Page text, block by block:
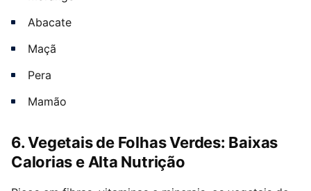
Abacate
Maçã
Pera
Mamão
6. Vegetais de Folhas Verdes: Baixas
Calorias e Alta Nutrição